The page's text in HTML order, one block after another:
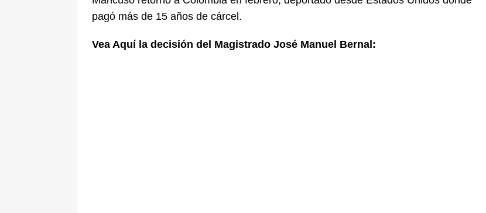
pagó más de 15 años de cárcel.
Vea Aquí la decisión del Magistrado José Manuel Bernal: